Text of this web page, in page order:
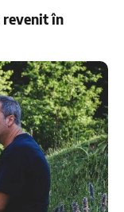
revenit în